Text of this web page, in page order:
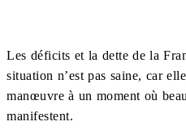
Les déficits et la dette de la
situation n’est pas saine, car
manœuvre à un moment où
manifestent.